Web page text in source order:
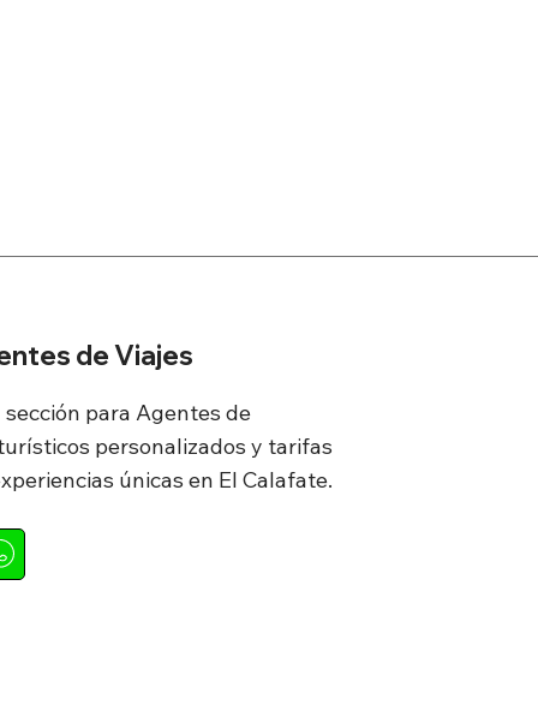
de Viajes
para Agentes de
personalizados y tarifas
únicas en El Calafate.